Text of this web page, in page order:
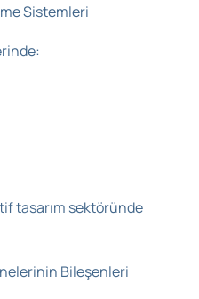
Sistemleri
tasarım sektöründe
Bileşenleri